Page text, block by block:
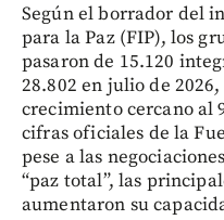
Según el borrador del
para la Paz (FIP), los
pasaron de 15.120
28.802 en julio de
crecimiento cercano al
cifras oficiales de la
pese a las
“paz total”, las
aumentaron su